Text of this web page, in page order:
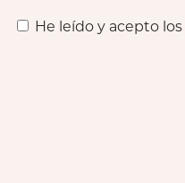
He leído y acepto los